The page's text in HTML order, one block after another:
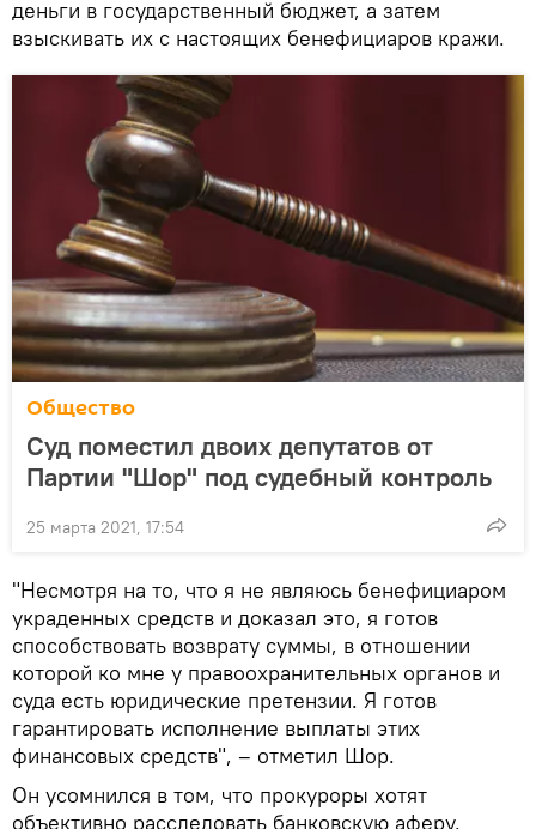
деньги в государственный бюджет, а затем
взыскивать их с настоящих бенефициаров кражи.
Общество
Суд поместил двоих депутатов от
Партии "Шор" под судебный контроль
25 марта 2021, 17:54
"Несмотря на то, что я не являюсь бенефициаром
украденных средств и доказал это, я готов
способствовать возврату суммы, в отношении
которой ко мне у правоохранительных органов и
суда есть юридические претензии. Я готов
гарантировать исполнение выплаты этих
финансовых средств", – отметил Шор.
Он усомнился в том, что прокуроры хотят
объективно расследовать банковскую аферу.